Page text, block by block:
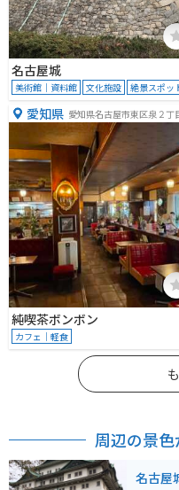
名古屋城
美術館｜資料館 文化施設 絶景スポッ
愛知県 愛知県名古屋市東区泉２丁
純喫茶ボンボン
カフェ｜軽食
周辺の景
名古屋